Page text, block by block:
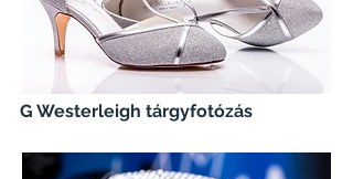
G Westerleigh tárgyfotózás